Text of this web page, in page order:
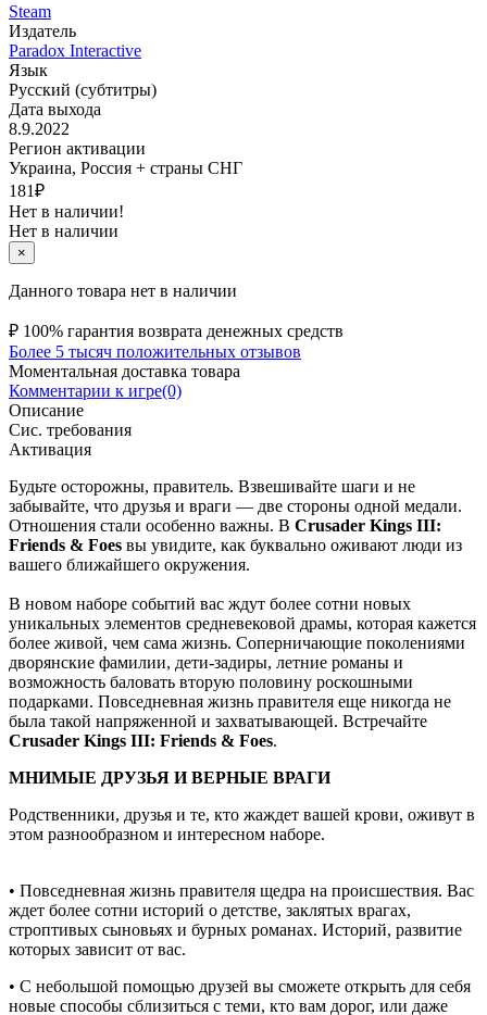
Steam
Издатель
Paradox Interactive
Язык
Русский (субтитры)
Дата выхода
8.9.2022
Регион активации
Украина, Россия + страны СНГ
181₽
Нет в наличии!
Нет в наличии
×
Данного товара нет в наличии
₽ 100% гарантия возврата денежных средств
Более 5 тысяч положительных отзывов
Моментальная доставка товара
Комментарии к игре(0)
Описание
Сис. требования
Активация
Будьте осторожны, правитель. Взвешивайте шаги и не
забывайте, что друзья и враги — две стороны одной медали.
Отношения стали особенно важны. В Crusader Kings III:
Friends & Foes вы увидите, как буквально оживают люди из
вашего ближайшего окружения.
В новом наборе событий вас ждут более сотни новых
уникальных элементов средневековой драмы, которая кажется
более живой, чем сама жизнь. Соперничающие поколениями
дворянские фамилии, дети-задиры, летние романы и
возможность баловать вторую половину роскошными
подарками. Повседневная жизнь правителя еще никогда не
была такой напряженной и захватывающей. Встречайте
Crusader Kings III: Friends & Foes.
МНИМЫЕ ДРУЗЬЯ И ВЕРНЫЕ ВРАГИ
Родственники, друзья и те, кто жаждет вашей крови, оживут в
этом разнообразном и интересном наборе.
• Повседневная жизнь правителя щедра на происшествия. Вас
ждет более сотни историй о детстве, заклятых врагах,
строптивых сыновьях и бурных романах. Историй, развитие
которых зависит от вас.
• С небольшой помощью друзей вы сможете открыть для себя
новые способы сблизиться с теми, кто вам дорог, или даже